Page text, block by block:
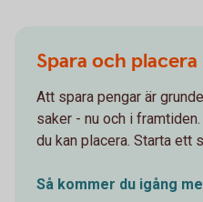
Spara och placera
Att spara pengar är
saker - nu och i
du kan placera. Starta ett
Så kommer du igång